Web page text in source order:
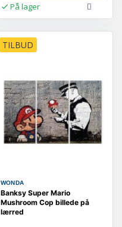
På lager
TILBUD
WONDA
Banksy Super Mario
Mushroom Cop billede på
lærred